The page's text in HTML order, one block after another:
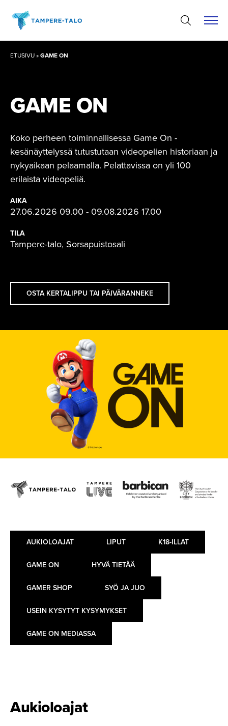
sisältöön
ETUSIVU»GAME ON
GAME ON
Koko perheen toiminnallisessa Game On -
kesänäyttelyssä tutustutaan videopelien historiaan ja
nykyaikaan pelaamalla. Pelattavissa on yli 100
erilaista videopeliä.
AIKA
27.06.2026 09.00 - 09.08.2026 17.00
TILA
Tampere-talo, Sorsapuistosali
OSTA KERTALIPPU TAI PÄIVÄRANNEKE
AUKIOLOAJAT LIPUT K18-ILLAT
GAME ON HYVÄ TIETÄÄ
GAMER SHOP SYÖ JA JUO
USEIN KYSYTYT KYSYMYKSET
GAME ON MEDIASSA
Aukioloajat